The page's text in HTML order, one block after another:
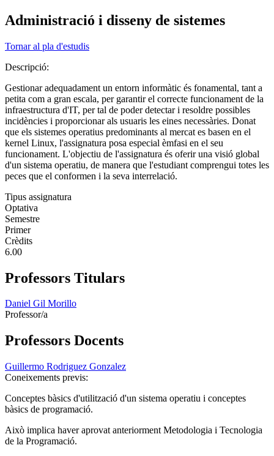
Administració i disseny de sistemes
Tornar al pla d'estudis
Descripció:
Gestionar adequadament un entorn informàtic és fonamental, tant a
petita com a gran escala, per garantir el correcte funcionament de la
infraestructura d'IT, per tal de poder detectar i resoldre possibles
incidències i proporcionar als usuaris les eines necessàries. Donat
que els sistemes operatius predominants al mercat es basen en el
kernel Linux, l'assignatura posa especial èmfasi en el seu
funcionament. L'objectiu de l'assignatura és oferir una visió global
d'un sistema operatiu, de manera que l'estudiant comprengui totes les
peces que el conformen i la seva interrelació.
Tipus assignatura
Optativa
Semestre
Primer
Crèdits
6.00
Professors Titulars
Daniel Gil Morillo
Professor/a
Professors Docents
Guillermo Rodriguez Gonzalez
Coneixements previs:
Conceptes bàsics d'utilització d'un sistema operatiu i conceptes
bàsics de programació.
Això implica haver aprovat anteriorment Metodologia i Tecnologia
de la Programació.